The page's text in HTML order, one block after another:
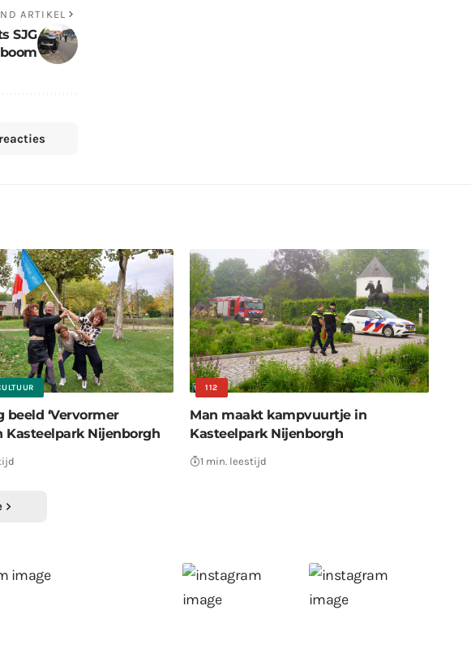
ARTIKEL
SJG
‘Vervormer
Kasteelpark Nijenborgh
112
Man maakt kampvuurtje in
Kasteelpark Nijenborgh
1 min. leestijd